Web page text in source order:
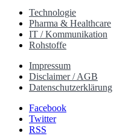
Technologie
Pharma & Healthcare
IT / Kommunikation
Rohstoffe
Impressum
Disclaimer / AGB
Datenschutzerklärung
Facebook
Twitter
RSS